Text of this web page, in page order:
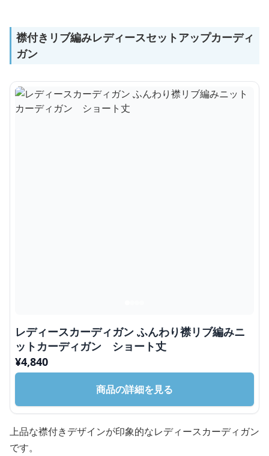
襟付きリブ編みレディースセットアップカーディ
ガン
レディースカーディガン ふんわり襟リブ編みニ
ットカーディガン ショート丈
¥4,840
商品の詳細を見る
上品な襟付きデザインが印象的なレディースカーディガン
です。